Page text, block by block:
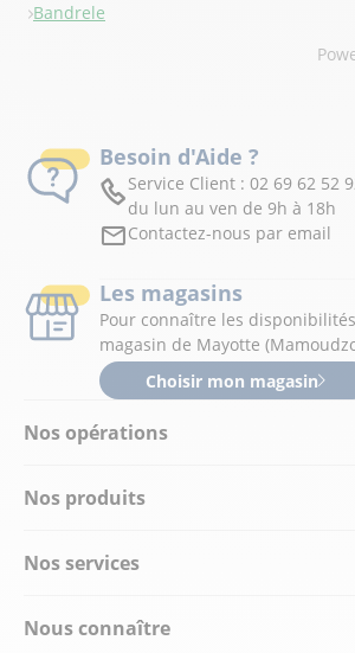
Bandrele
Nos opérations
Nos produits
Nos services
Nous connaître
Besoin d'Aide ?
Service Client : 02 69 62 52
du lun au ven de 9h à 18h
Contactez-nous par email
Les magasins
Pour connaître les
magasin de Mayotte
Choisir mon magasin